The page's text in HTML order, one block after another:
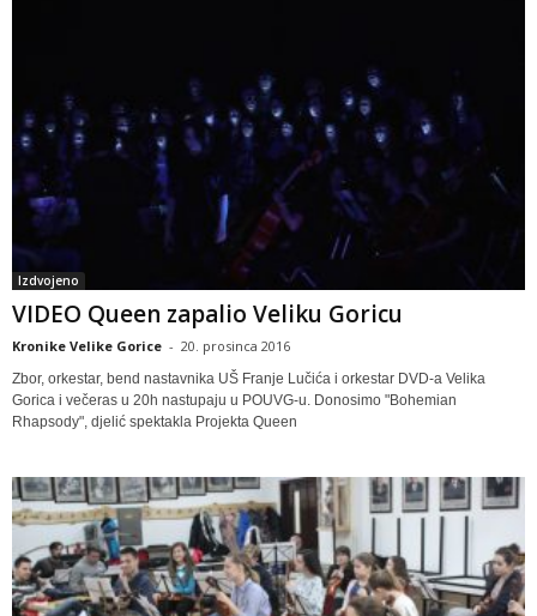
Izdvojeno
VIDEO Queen zapalio Veliku Goricu
Kronike Velike Gorice - 20. prosinca 2016
Zbor, orkestar, bend nastavnika UŠ Franje Lučića i orkestar DVD-a Velika
Gorica i večeras u 20h nastupaju u POUVG-u. Donosimo "Bohemian
Rhapsody", djelić spektakla Projekta Queen